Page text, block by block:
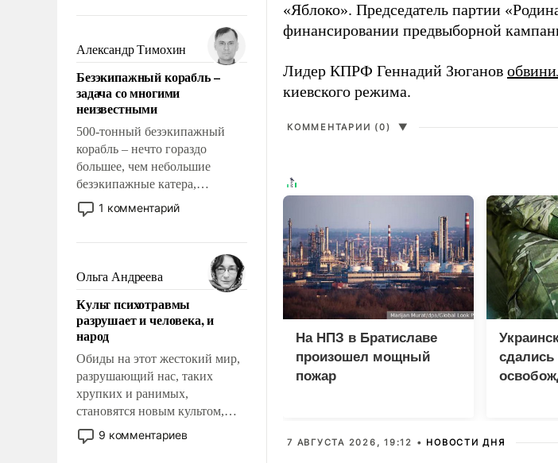
чем она отличается от просто
образованных людей. Иногда
казалось, что эти вопросы
решены раз и навсегда, но –
нет, не решены.
Александр Тимохин
Безэкипажный корабль –
задача со многими
неизвестными
500-тонный безэкипажный
корабль – нечто гораздо
большее, чем небольшие
безэкипажные катера,
применение которых уже
стало обыденностью. Задача по
сложна и амбициозна. Однако
и ее реализация радикально
поднимет наши боевые
возможности.
1 комментарий
Ольга Андреева
Культ психотравмы
разрушает и человека, и
народ
Обиды на этот жестокий мир,
разрушающий нас, таких
хрупких и ранимых,
становятся новым культом,
постепенно вытесняя и
отменяя традиционное
9 комментариев
«Яблоко». Председатель партии
финансировании предвыборной
Лидер КПРФ Геннадий Зюганов
киевского режима.
КОММЕНТАРИИ (0) ▼
На НПЗ в Братиславе
произошел мощный
пожар
7 АВГУСТА 2026, 19:12 • НОВОСТИ ДНЯ